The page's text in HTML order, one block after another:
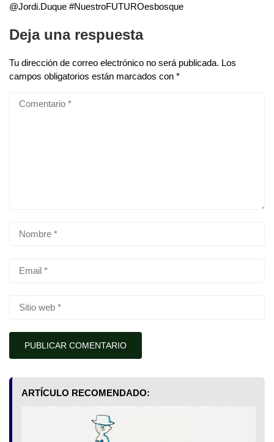
@Jordi.Duque #NuestroFUTUROesbosque
Deja una respuesta
Tu dirección de correo electrónico no será publicada. Los
campos obligatorios están marcados con *
ARTÍCULO RECOMENDADO: